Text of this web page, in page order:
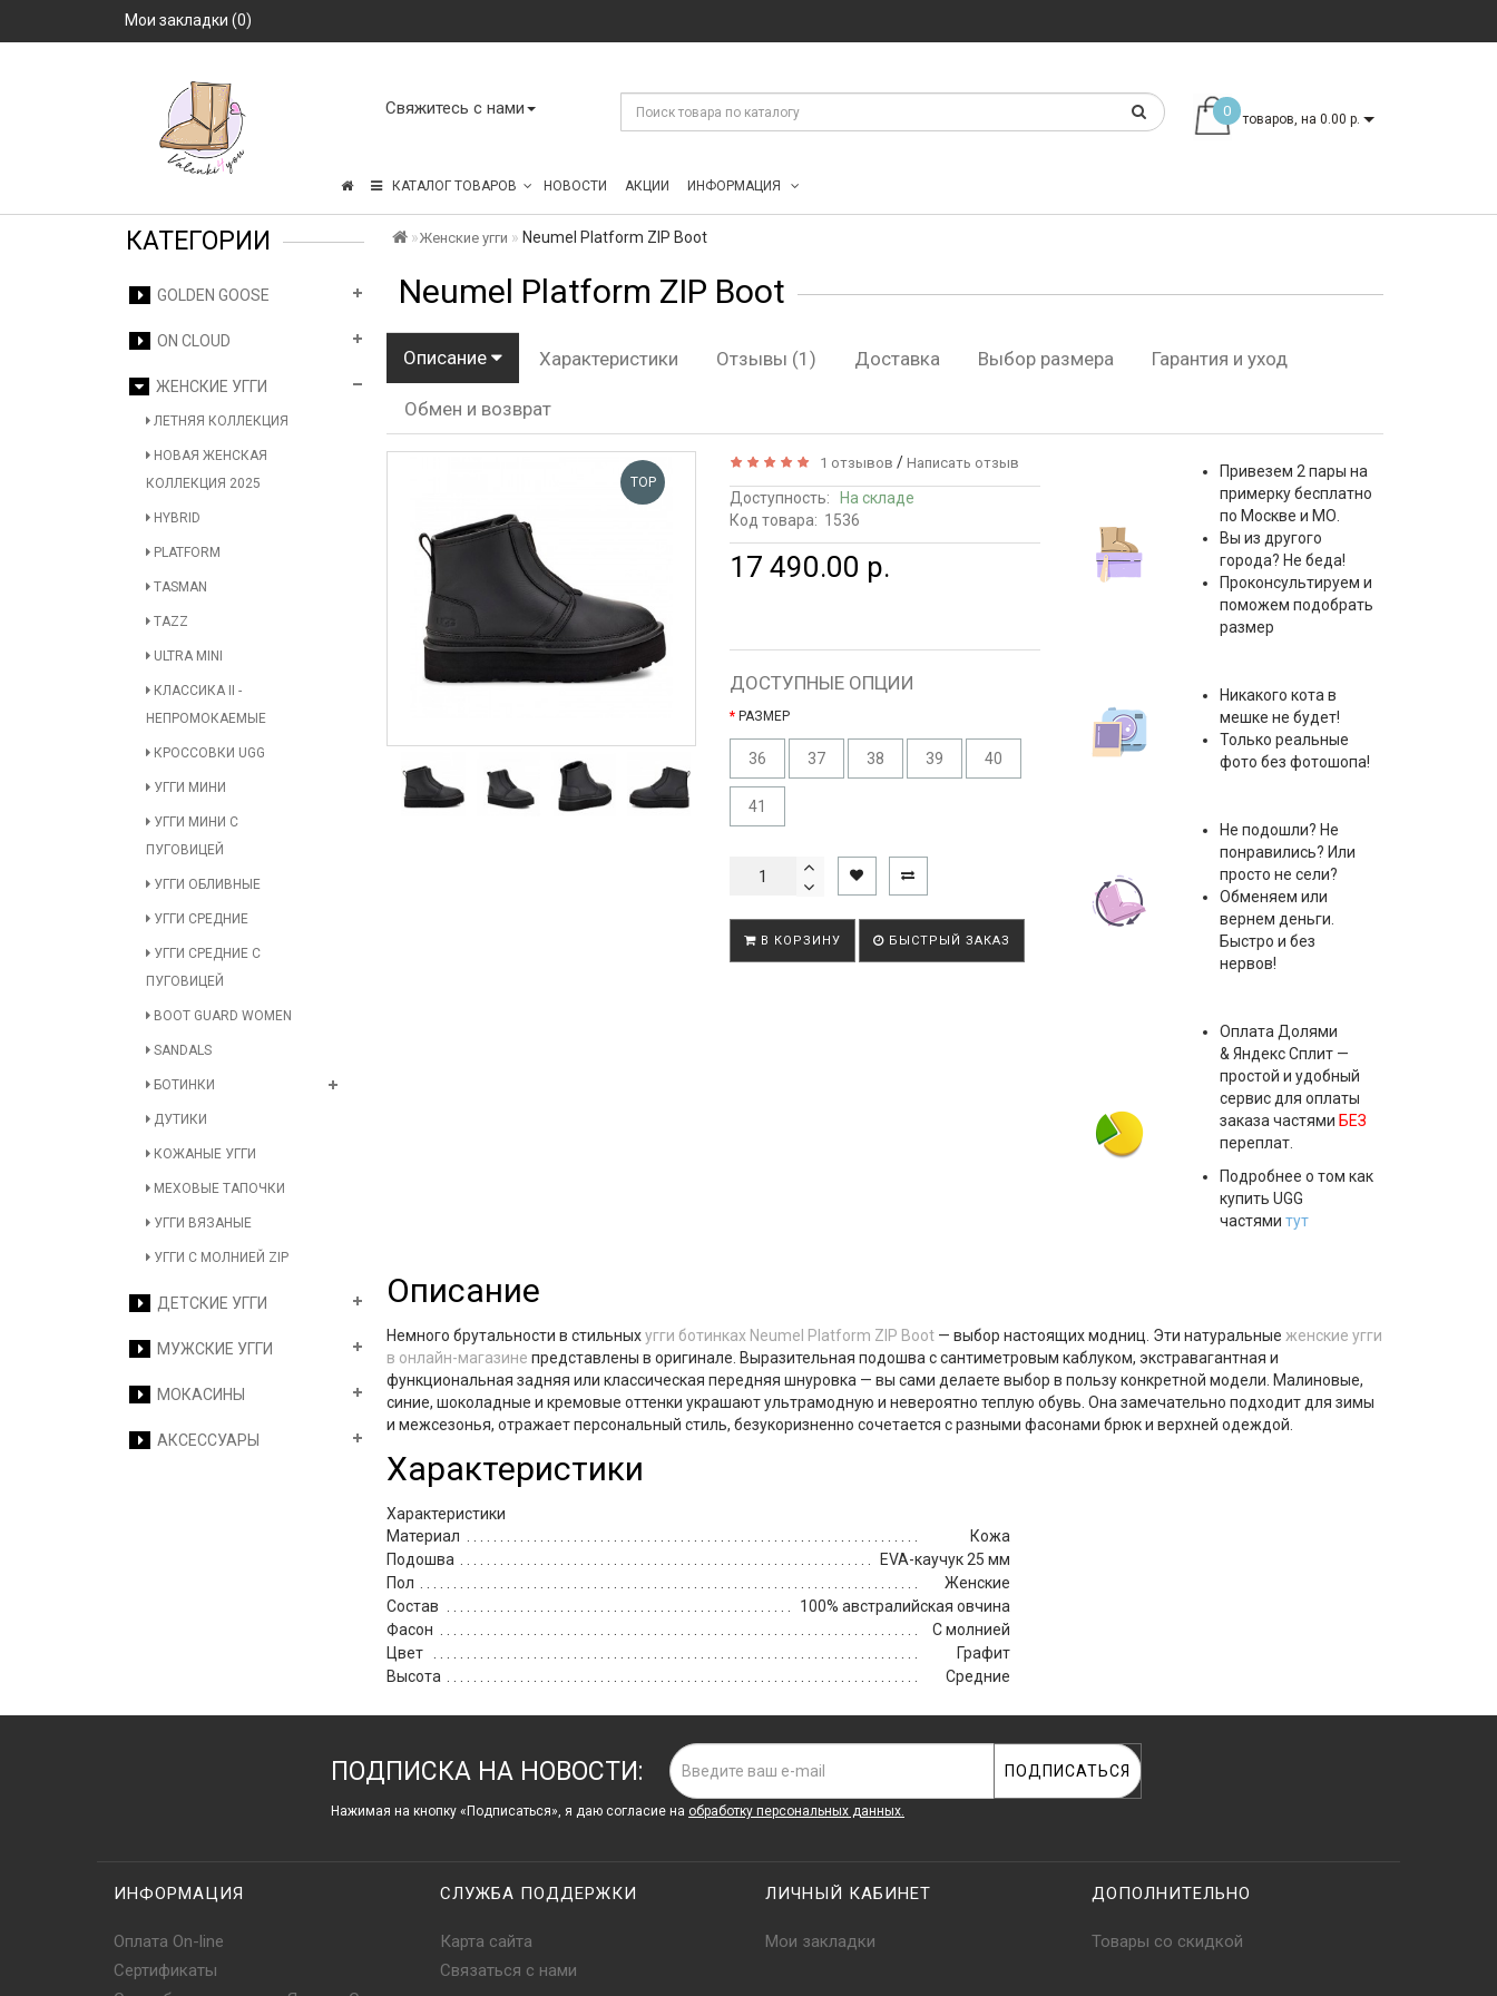
Мои закладки (0)
Свяжитесь с нами
КАТАЛОГ ТОВАРОВ НОВОСТИ АКЦИИ ИНФОРМАЦИЯ
0 товаров, на 0.00 р.
КАТЕГОРИИ
GOLDEN GOOSE
ON CLOUD
ЖЕНСКИЕ УГГИ
ЛЕТНЯЯ КОЛЛЕКЦИЯ
НОВАЯ ЖЕНСКАЯ
КОЛЛЕКЦИЯ 2025
HYBRID
PLATFORM
TASMAN
TAZZ
ULTRA MINI
КЛАССИКА II -
НЕПРОМОКАЕМЫЕ
КРОССОВКИ UGG
УГГИ МИНИ
УГГИ МИНИ С
ПУГОВИЦЕЙ
УГГИ ОБЛИВНЫЕ
УГГИ СРЕДНИЕ
УГГИ СРЕДНИЕ С
ПУГОВИЦЕЙ
BOOT GUARD WOMEN
SANDALS
БОТИНКИ
ДУТИКИ
КОЖАНЫЕ УГГИ
МЕХОВЫЕ ТАПОЧКИ
УГГИ ВЯЗАНЫЕ
УГГИ С МОЛНИЕЙ ZIP
ДЕТСКИЕ УГГИ
МУЖСКИЕ УГГИ
МОКАСИНЫ
АКСЕССУАРЫ
Женские угги Neumel Platform ZIP Boot
Neumel Platform ZIP Boot
Описание Характеристики Отзывы (1) Доставка Выбор размера Гарантия и уход
Обмен и возврат
TOP
1 отзывов / Написать отзыв
Доступность:
На складе
Код товара: 1536
17 490.00 р.
ДОСТУПНЫЕ ОПЦИИ
РАЗМЕР
36 37 38 39 40
41
В КОРЗИНУ БЫСТРЫЙ ЗАКАЗ
Привезем 2 пары на
примерку бесплатно
по Москве и МО.
Вы из другого
города? Не беда!
Проконсультируем и
поможем подобрать
размер
Никакого кота в
мешке не будет!
Только реальные
фото без фотошопа!
Не подошли? Не
понравились? Или
просто не сели?
Обменяем или
вернем деньги.
Быстро и без
нервов!
Оплата Долями
& Яндекс Сплит—
простой и удобный
сервис для оплаты
заказа частями БЕЗ
переплат.
Подробнее о том как
купить UGG
частями тут
Описание
Немного брутальности в стильныхугги ботинках Neumel Platform ZIP Boot — выбор настоящих модниц. Эти натуральные женские угги
в онлайн-магазине представлены в оригинале. Выразительная подошва с сантиметровым каблуком, экстравагантная и
функциональная задняя или классическая передняя шнуровка — вы сами делаете выбор в пользу конкретной модели. Малиновые,
синие, шоколадные и кремовые оттенки украшают ультрамодную и невероятно теплую обувь. Она замечательно подходит для зимы
и межсезонья, отражает персональный стиль, безукоризненно сочетается с разными фасонами брюк и верхней одеждой.
Характеристики
Характеристики
Материал
Кожа
Подошва
EVA-каучук 25 мм
Пол
Женские
Состав
100% австралийская овчина
Фасон
С молнией
Цвет
Графит
Высота
Средние
ПОДПИСКА НА НОВОСТИ: ПОДПИСАТЬСЯ
Нажимая на кнопку «Подписаться», я даю cогласие на обработку персональных данных.
ИНФОРМАЦИЯ
Оплата On-line
Сертификаты
СЛУЖБА ПОДДЕРЖКИ
Карта сайта
Связаться с нами
ЛИЧНЫЙ КАБИНЕТ
Мои закладки
ДОПОЛНИТЕЛЬНО
Товары со скидкой